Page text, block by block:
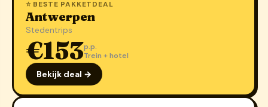
⭐ BESTE PAKKETDEAL
Antwerpen
Stedentrips
€153p.p.
Trein + hotel
Bekijk deal →